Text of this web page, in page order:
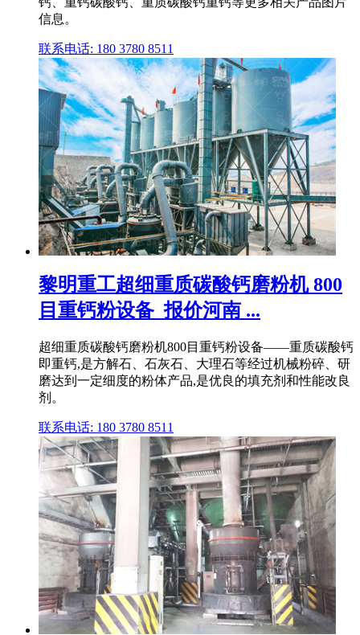
信息。
联系电话: 180 3780 8511
黎明重工超细重质碳酸钙磨粉机 800
目重钙粉设备_报价河南 ...
超细重质碳酸钙磨粉机800目重钙粉设备——重质碳酸钙
即重钙,是方解石、石灰石、大理石等经过机械粉碎、研
磨达到一定细度的粉体产品,是优良的填充剂和性能改良
剂。
联系电话: 180 3780 8511